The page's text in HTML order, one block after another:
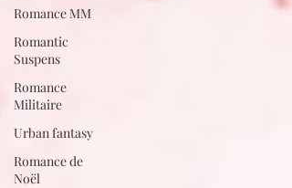
Romance MM
Romantic
Suspens
Romance
Militaire
Urban fantasy
Romance de
Noël